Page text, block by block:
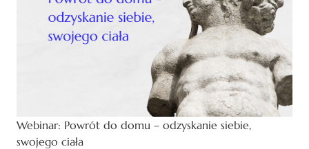
Webinar: Powrót do domu – odzyskanie siebie,
swojego ciała